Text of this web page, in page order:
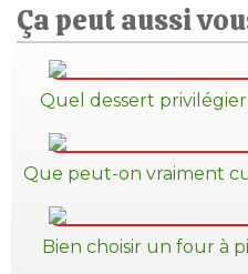
Ça peut aussi
Quel dessert
Que peut-on vraiment
Bien choisir un four à